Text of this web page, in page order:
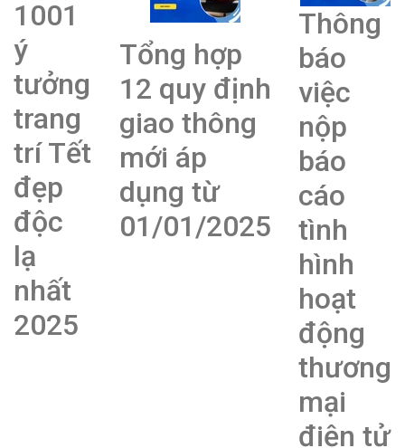
1001
ý
tưởng
trang
trí Tết
đẹp
độc
lạ
nhất
2025
Tổng hợp
12 quy định
giao thông
mới áp
dụng từ
01/01/2025
Thông
báo
việc
nộp
báo
cáo
tình
hình
hoạt
động
thương
mại
điện tử